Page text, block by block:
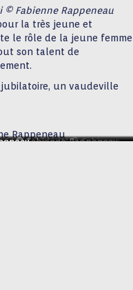
Fabienne Rappeneau
la très jeune et
le rôle de la jeune femme
son talent de
jubilatoire, un vaudeville
Rappeneau
Gwenola JM © Fabienne
© Fabienne Rappeneau